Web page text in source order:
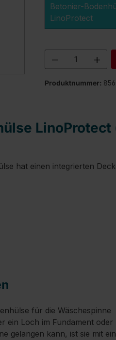
Betonier-
LinoProtect
Produkt
Produktnummer:
LinoProtect
hat einen integrierten
für die Wäschespinne
ein Loch im Fundament oder
gelangen kann, ist sie mit